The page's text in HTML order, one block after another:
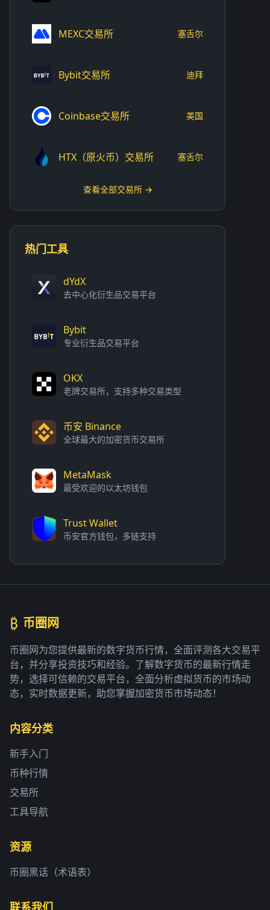
MEXC交易所 塞舌尔
Bybit交易所 迪拜
Coinbase交易所 美国
HTX（原火币）交易所 塞舌尔
查看全部交易所 →
热门工具
dYdX
去中心化衍生品交易平台
Bybit
专业衍生品交易平台
OKX
老牌交易所，支持多种交易类型
币安 Binance
全球最大的加密货币交易所
MetaMask
最受欢迎的以太坊钱包
Trust Wallet
币安官方钱包，多链支持
₿ 币圈网
币圈网为您提供最新的数字货币行情，全面评测各大交易平
台，并分享投资技巧和经验。了解数字货币的最新行情走
势，选择可信赖的交易平台，全面分析虚拟货币的市场动
态，实时数据更新，助您掌握加密货币市场动态！
内容分类
新手入门
币种行情
交易所
工具导航
资源
币圈黑话（术语表）
联系我们